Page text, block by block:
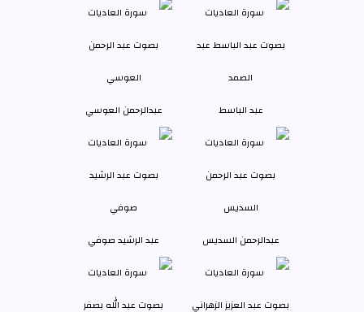
عبد الباسط عبدالرحمن العوسي
عبدالرحمن السديس عبد الرشيد صوفي